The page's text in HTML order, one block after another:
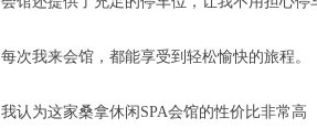
每次我来会馆，都能享受到轻松愉快的旅程。
我认为这家桑拿休闲SPA会馆的性价比非常高